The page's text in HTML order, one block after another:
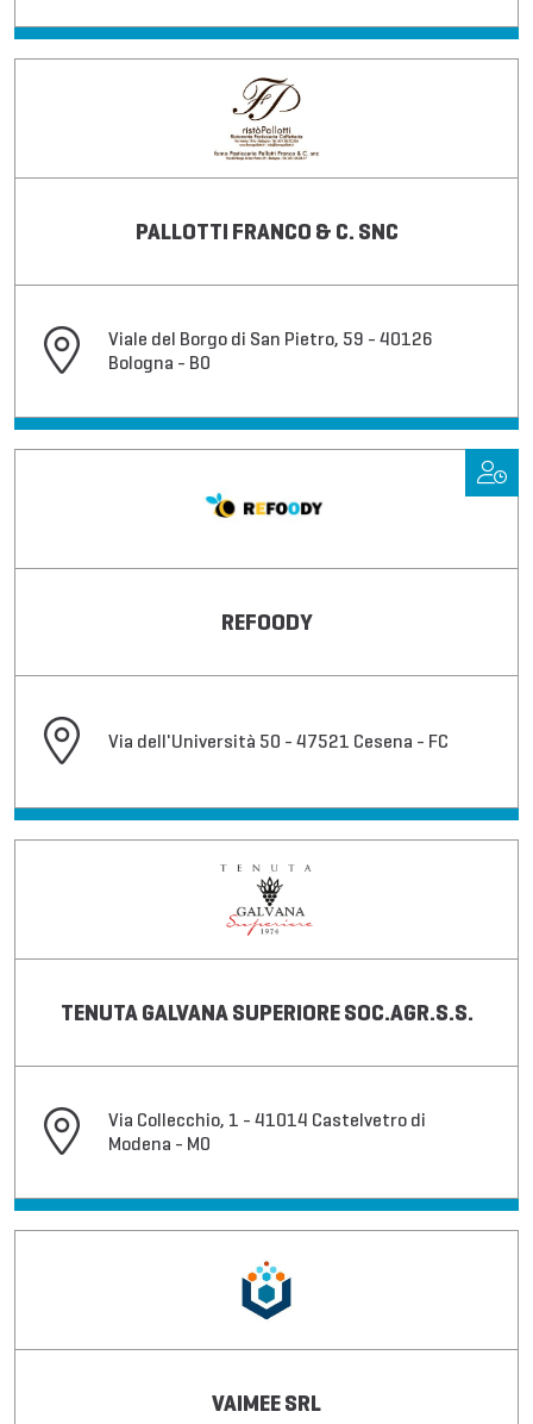
PALLOTTI FRANCO & C. SNC
Viale del Borgo di San Pietro, 59 - 40126
Bologna - BO
REFOODY
Via dell'Università 50 - 47521 Cesena - FC
TENUTA GALVANA SUPERIORE SOC.AGR.S.S.
Via Collecchio, 1 - 41014 Castelvetro di
Modena - MO
VAIMEE SRL